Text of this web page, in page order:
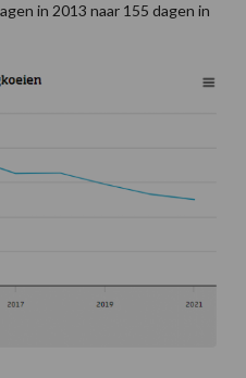
in 2013 naar 155 dagen in